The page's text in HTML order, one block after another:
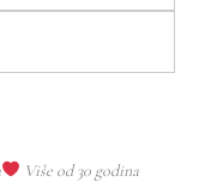
Više od 30 godina